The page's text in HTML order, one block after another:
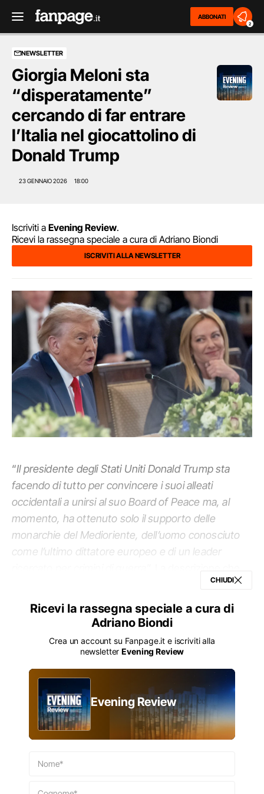
ABBONATI
2
NEWSLETTER
Giorgia Meloni sta
“disperatamente”
cercando di far entrare
l’Italia nel giocattolino di
Donald Trump
23 GENNAIO 2026 18:00
Iscriviti a Evening Review.
Ricevi la rassegna speciale a cura di Adriano Biondi
ISCRIVITI ALLA NEWSLETTER
“Il presidente degli Stati Uniti Donald Trump sta
facendo di tutto per convincere i suoi alleati
occidentali a unirsi al suo Board of Peace ma, al
momento, ha ottenuto solo il supporto delle
monarchie del Medioriente, dell’uomo conosciuto
come l’ultimo dittatore europeo e di un leader
rivoluzionario progetto del tycoon newyorchese può
sembrare tranchant e finanche ingenerosa, ma non
che finora hanno accettato di far parte
dell’organismo rende meglio l’idea: Albania, Armenia,
Arabia Saudita, Argentina, Armenia, Azerbaigian,
Bahrein, Bielorussia, Egitto, Emirati Arabi Uniti,
Giordania, Indonesia, Israele, Kazakistan, Kosovo,
Marocco, Pakistan, Qatar, Turchia, Ungheria,
CHIUDI
Ricevi la rassegna speciale a cura di
Adriano Biondi
Crea un account su Fanpage.it e iscriviti alla
newsletterEvening Review
Evening Review
Nome*